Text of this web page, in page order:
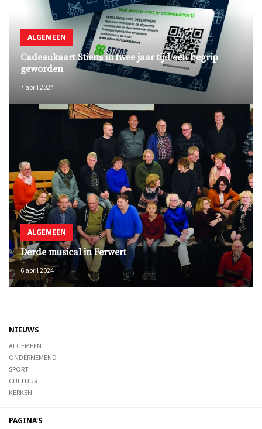
ALGEMEEN
Cadeaukaart Stiens in twee jaar tijd een begrip
geworden
7 april 2024
ALGEMEEN
Derde musical in Ferwert
6 april 2024
NIEUWS
ALGEMEEN
ONDERNEMEND
SPORT
CULTUUR
KERKEN
PAGINA'S